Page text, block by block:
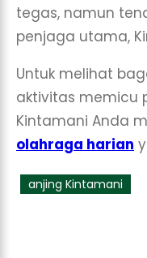
tegas, namun
penjaga utama,
Untuk melihat
aktivitas memicu
Kintamani Anda
olahraga harian
anjing Kintamani